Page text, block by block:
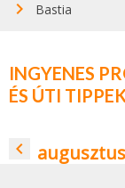
Bastia
INGYENES
ÉS ÚTI
navigate_before augusztus